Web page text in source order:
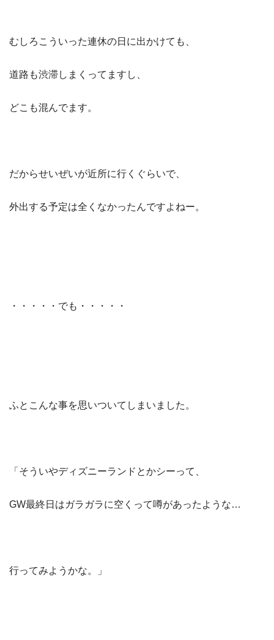
むしろこういった連休の日に出かけても、
道路も渋滞しまくってますし、
どこも混んでます。
だからせいぜいが近所に行くぐらいで、
外出する予定は全くなかったんですよねー。
・・・・・でも・・・・・
ふとこんな事を思いついてしまいました。
「そういやディズニーランドとかシーって、
GW最終日はガラガラに空くって噂があったような…
行ってみようかな。」